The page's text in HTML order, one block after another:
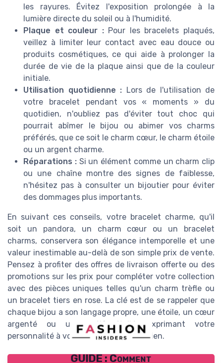
les rayures. Évitez l'exposition prolongée à la
lumière directe du soleil ou à l'humidité.
Plaque et couleur :Pour les bracelets plaqués,
veillez à limiter leur contact avec eau douce ou
produits cosmétiques, ce qui aide à prolonger la
durée de vie de la plaque ainsi que de la couleur
initiale.
Utilisation quotidienne : Lors de l'utilisation de
votre bracelet pendant vos « moments » du
quotidien, n'oubliez pas d'éviter tout choc qui
pourrait abîmer le bijou ou abimer vos charms
préférés, que ce soit le charm cœur, le charm étoile
ou un argent charme.
Réparations :Si un élément comme un charm clip
ou une chaîne montre des signes de faiblesse,
n'hésitez pas à consulter un bijoutier pour éviter
des dommages plus importants.
En suivant ces conseils, votre bracelet charme, qu'il
soit un pandora, un charm cœur ou un bracelet
charms, conservera son élégance intemporelle et une
valeur inestimable au-delà de son simple prix de vente.
Pensez à profiter des offres de livraison offerte ou des
promotions sur les prix pour compléter votre collection
avec des pièces uniques telles qu'un charm trèfle ou
un bracelet tiers en rose. La clé est de se rappeler que
chaque bijou a son langage propre, une étoile, un cœur
argenté ou un motif étoilé, exprimant votre
personnalité à votre poignet au quotidien.
GUIDE : Comment